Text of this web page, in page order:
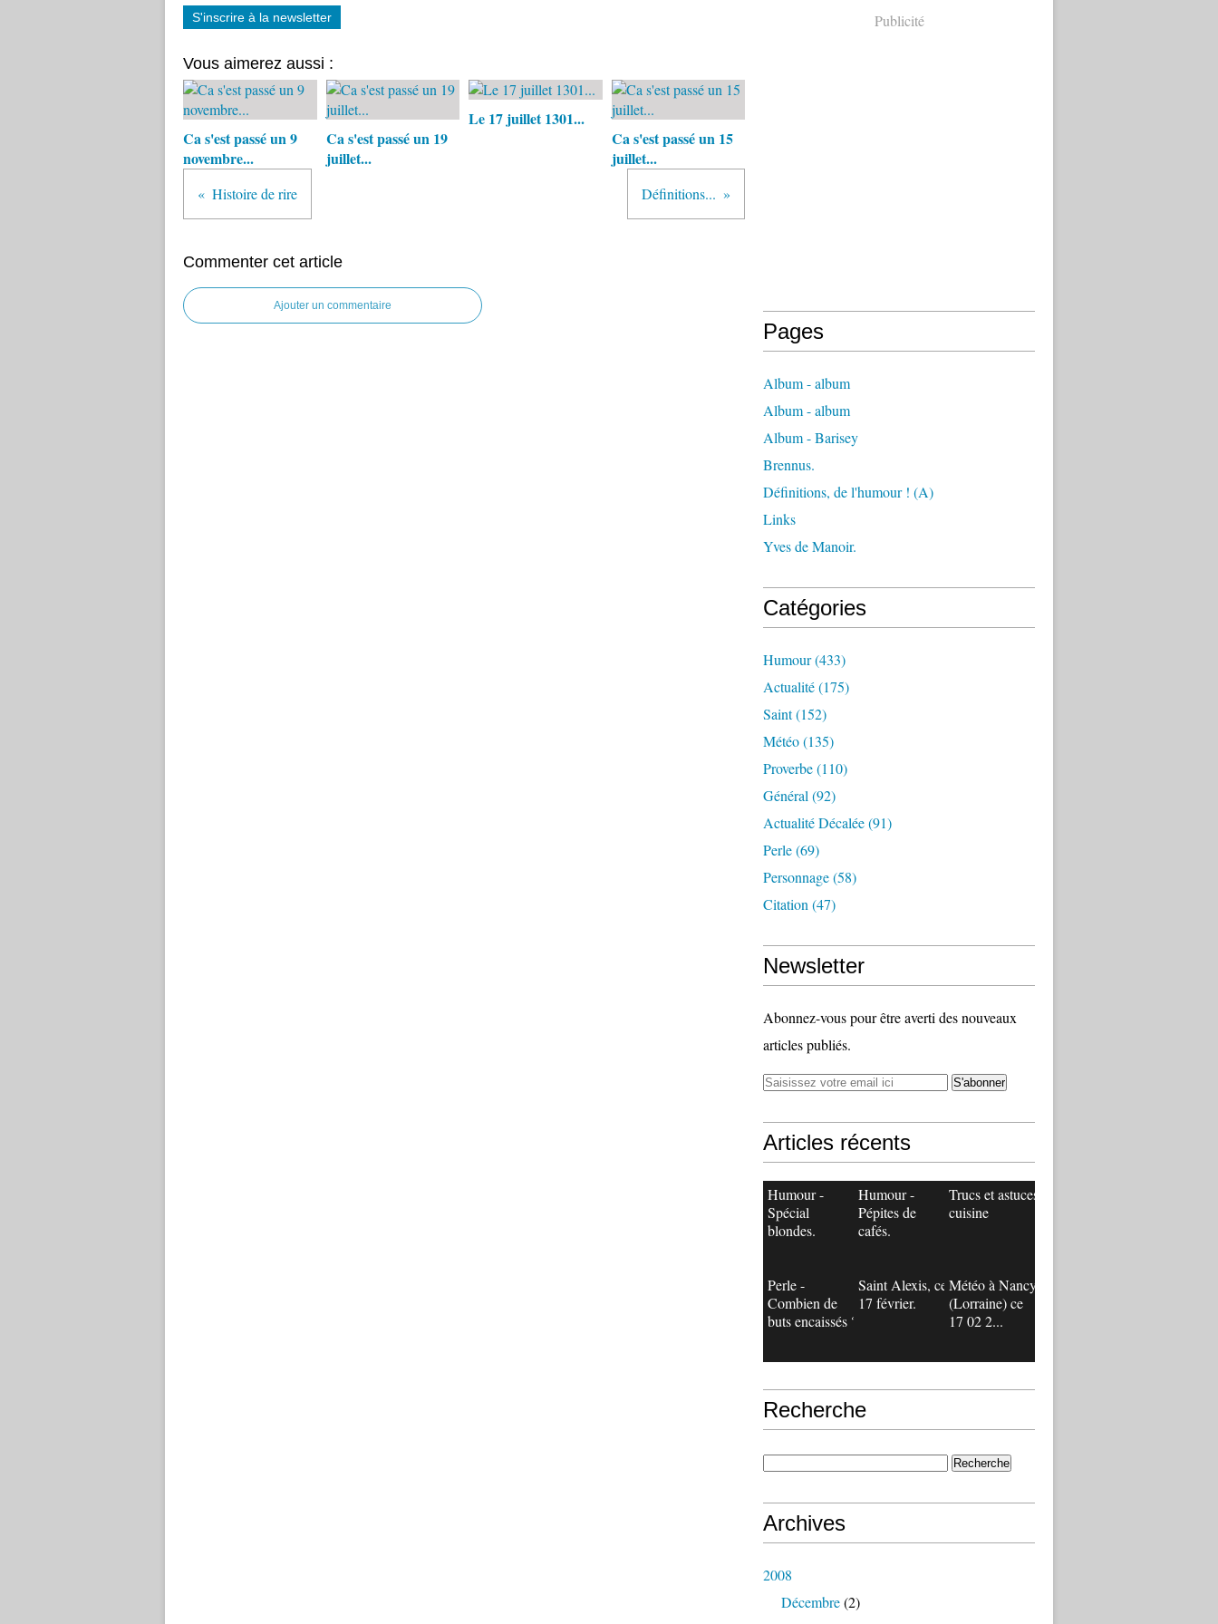
S'inscrire à la newsletter
Vous aimerez aussi :
Ca s'est passé un 9
novembre...
Ca s'est passé un 19
juillet...
Le 17 juillet 1301...
Ca s'est passé un 15
juillet...
Histoire de rire Définitions...
Commenter cet article
Ajouter un commentaire
Publicité
Pages
Album - album
Album - album
Album - Barisey
Brennus.
Définitions, de l'humour ! (A)
Links
Yves de Manoir.
Catégories
Humour(433)
Actualité(175)
Saint(152)
Météo(135)
Proverbe(110)
Général (92)
Actualité Décalée(91)
Perle(69)
Personnage(58)
Citation (47)
Newsletter
Abonnez-vous pour être averti des nouveaux
articles publiés.
Articles récents
Humour -
Spécial
blondes.
Humour -
Pépites de
cafés.
Trucs et astuces
cuisine
Perle -
Combien de
buts encaissés ?
Saint Alexis, ce
17 février.
Météo à Nancy
(Lorraine) ce
17 02 2...
Recherche
Archives
2008
Décembre(2)